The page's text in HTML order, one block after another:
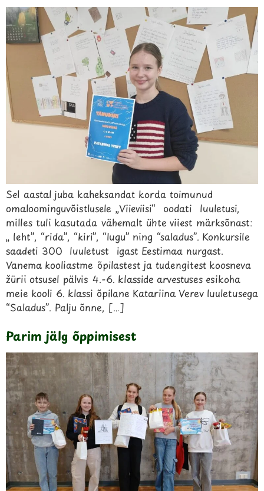
Sel aastal juba kaheksandat korda toimunud
omaloominguvõistlusele „Viieviisi“ oodati luuletusi,
milles tuli kasutada vähemalt ühte viiest märksõnast:
„ leht”, “rida”, “kiri”, “lugu” ning “saladus”. Konkursile
saadeti 300 luuletust igast Eestimaa nurgast.
Vanema kooliastme õpilastest ja tudengitest koosneva
žürii otsusel pälvis 4.-6. klasside arvestuses esikoha
meie kooli 6. klassi õpilane Katariina Verev luuletusega
“Saladus”. Palju õnne, […]
Parim jälg õppimisest